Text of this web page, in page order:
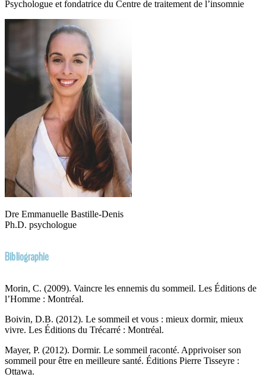
Psychologue et fondatrice du Centre de traitement de l’insomnie
Dre Emmanuelle Bastille-Denis
Ph.D. psychologue
Bibliographie
Morin, C. (2009). Vaincre les ennemis du sommeil. Les Éditions de
l’Homme : Montréal.
Boivin, D.B. (2012). Le sommeil et vous : mieux dormir, mieux
vivre. Les Éditions du Trécarré : Montréal.
Mayer, P. (2012). Dormir. Le sommeil raconté. Apprivoiser son
sommeil pour être en meilleure santé. Éditions Pierre Tisseyre :
Ottawa.